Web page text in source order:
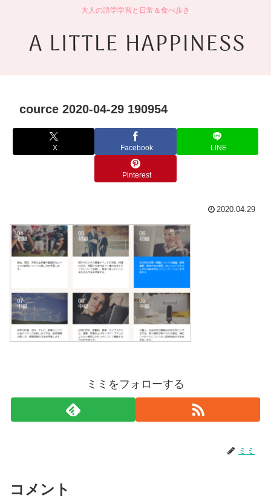
大人の語学学習と日常＆食べ歩き
cource 2020-04-29 190954
X Facebook LINE
Pinterest
2020.04.29
ミミをフォローする
ミミ
コメント